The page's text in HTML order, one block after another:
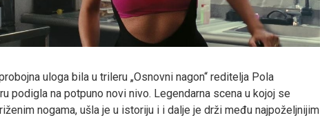
uloga bila u trileru „Osnovni nagon“ reditelja Pola
podigla na potpuno novi nivo. Legendarna scena u kojoj se
nogama, ušla je u istoriju i i dalje je drži među najpoželjnijim